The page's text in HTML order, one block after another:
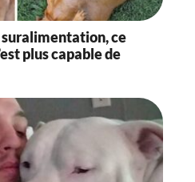
suralimentation, ce
plus capable de